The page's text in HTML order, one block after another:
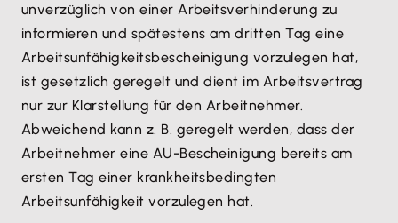
unverzüglich von einer Arbeitsverhinderung zu
informieren und spätestens am dritten Tag eine
Arbeitsunfähigkeitsbescheinigung vorzulegen hat,
ist gesetzlich geregelt und dient im Arbeitsvertrag
nur zur Klarstellung für den Arbeitnehmer.
Abweichend kann z. B. geregelt werden, dass der
Arbeitnehmer eine AU-Bescheinigung bereits am
ersten Tag einer krankheitsbedingten
Arbeitsunfähigkeit vorzulegen hat.